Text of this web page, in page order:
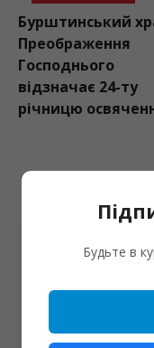
храм
24-ту
освячення
Ваша електронна
Будьте в